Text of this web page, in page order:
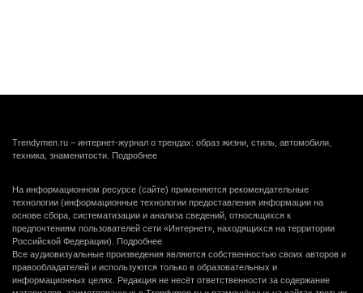
Trendymen.ru – интернет-журнал о трендах: образ жизни, стиль, автомобили,
техника, знаменитости. Подробнее
На информационном ресурсе (сайте) применяются рекомендательные
технологии (информационные технологии предоставления информации на
основе сбора, систематизации и анализа сведений, относящихся к
предпочтениям пользователей сети «Интернет», находящихся на территории
Российской Федерации). Подробнее
Все аудиовизуальные произведения являются собственностью своих авторов и
правообладателей и используются только в образовательных и
информационных целях. Редакция не несёт ответственности за содержание